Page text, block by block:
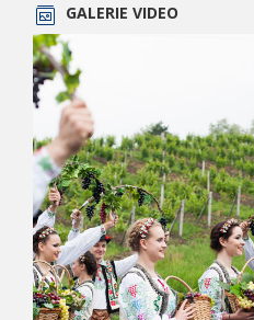
GALERIE VIDEO